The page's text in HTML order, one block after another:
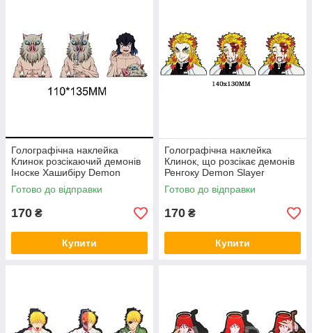
Голографічна наклейка
Клинок розсікаючий демонів
Іноске Хашибіру Demon
Slayer Inosuke Hashibira
110x135 мм
Готово до відправки
170 ₴
Купити
Голографічна наклейка
Клинок, що розсікає демонів
Ренгоку Demon Slayer
Rengoku
Готово до відправки
170 ₴
Купити